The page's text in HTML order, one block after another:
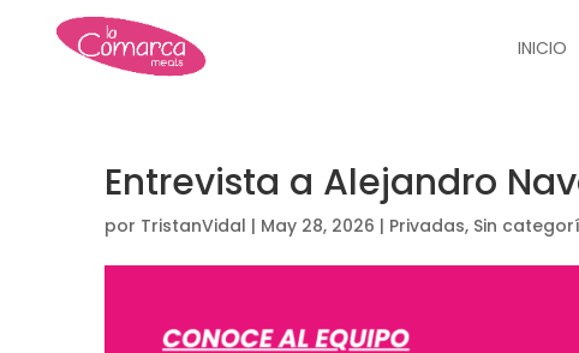
INICIO
Entrevista a Alejandro
por TristanVidal | May 28, 2026 | Privadas, Sin